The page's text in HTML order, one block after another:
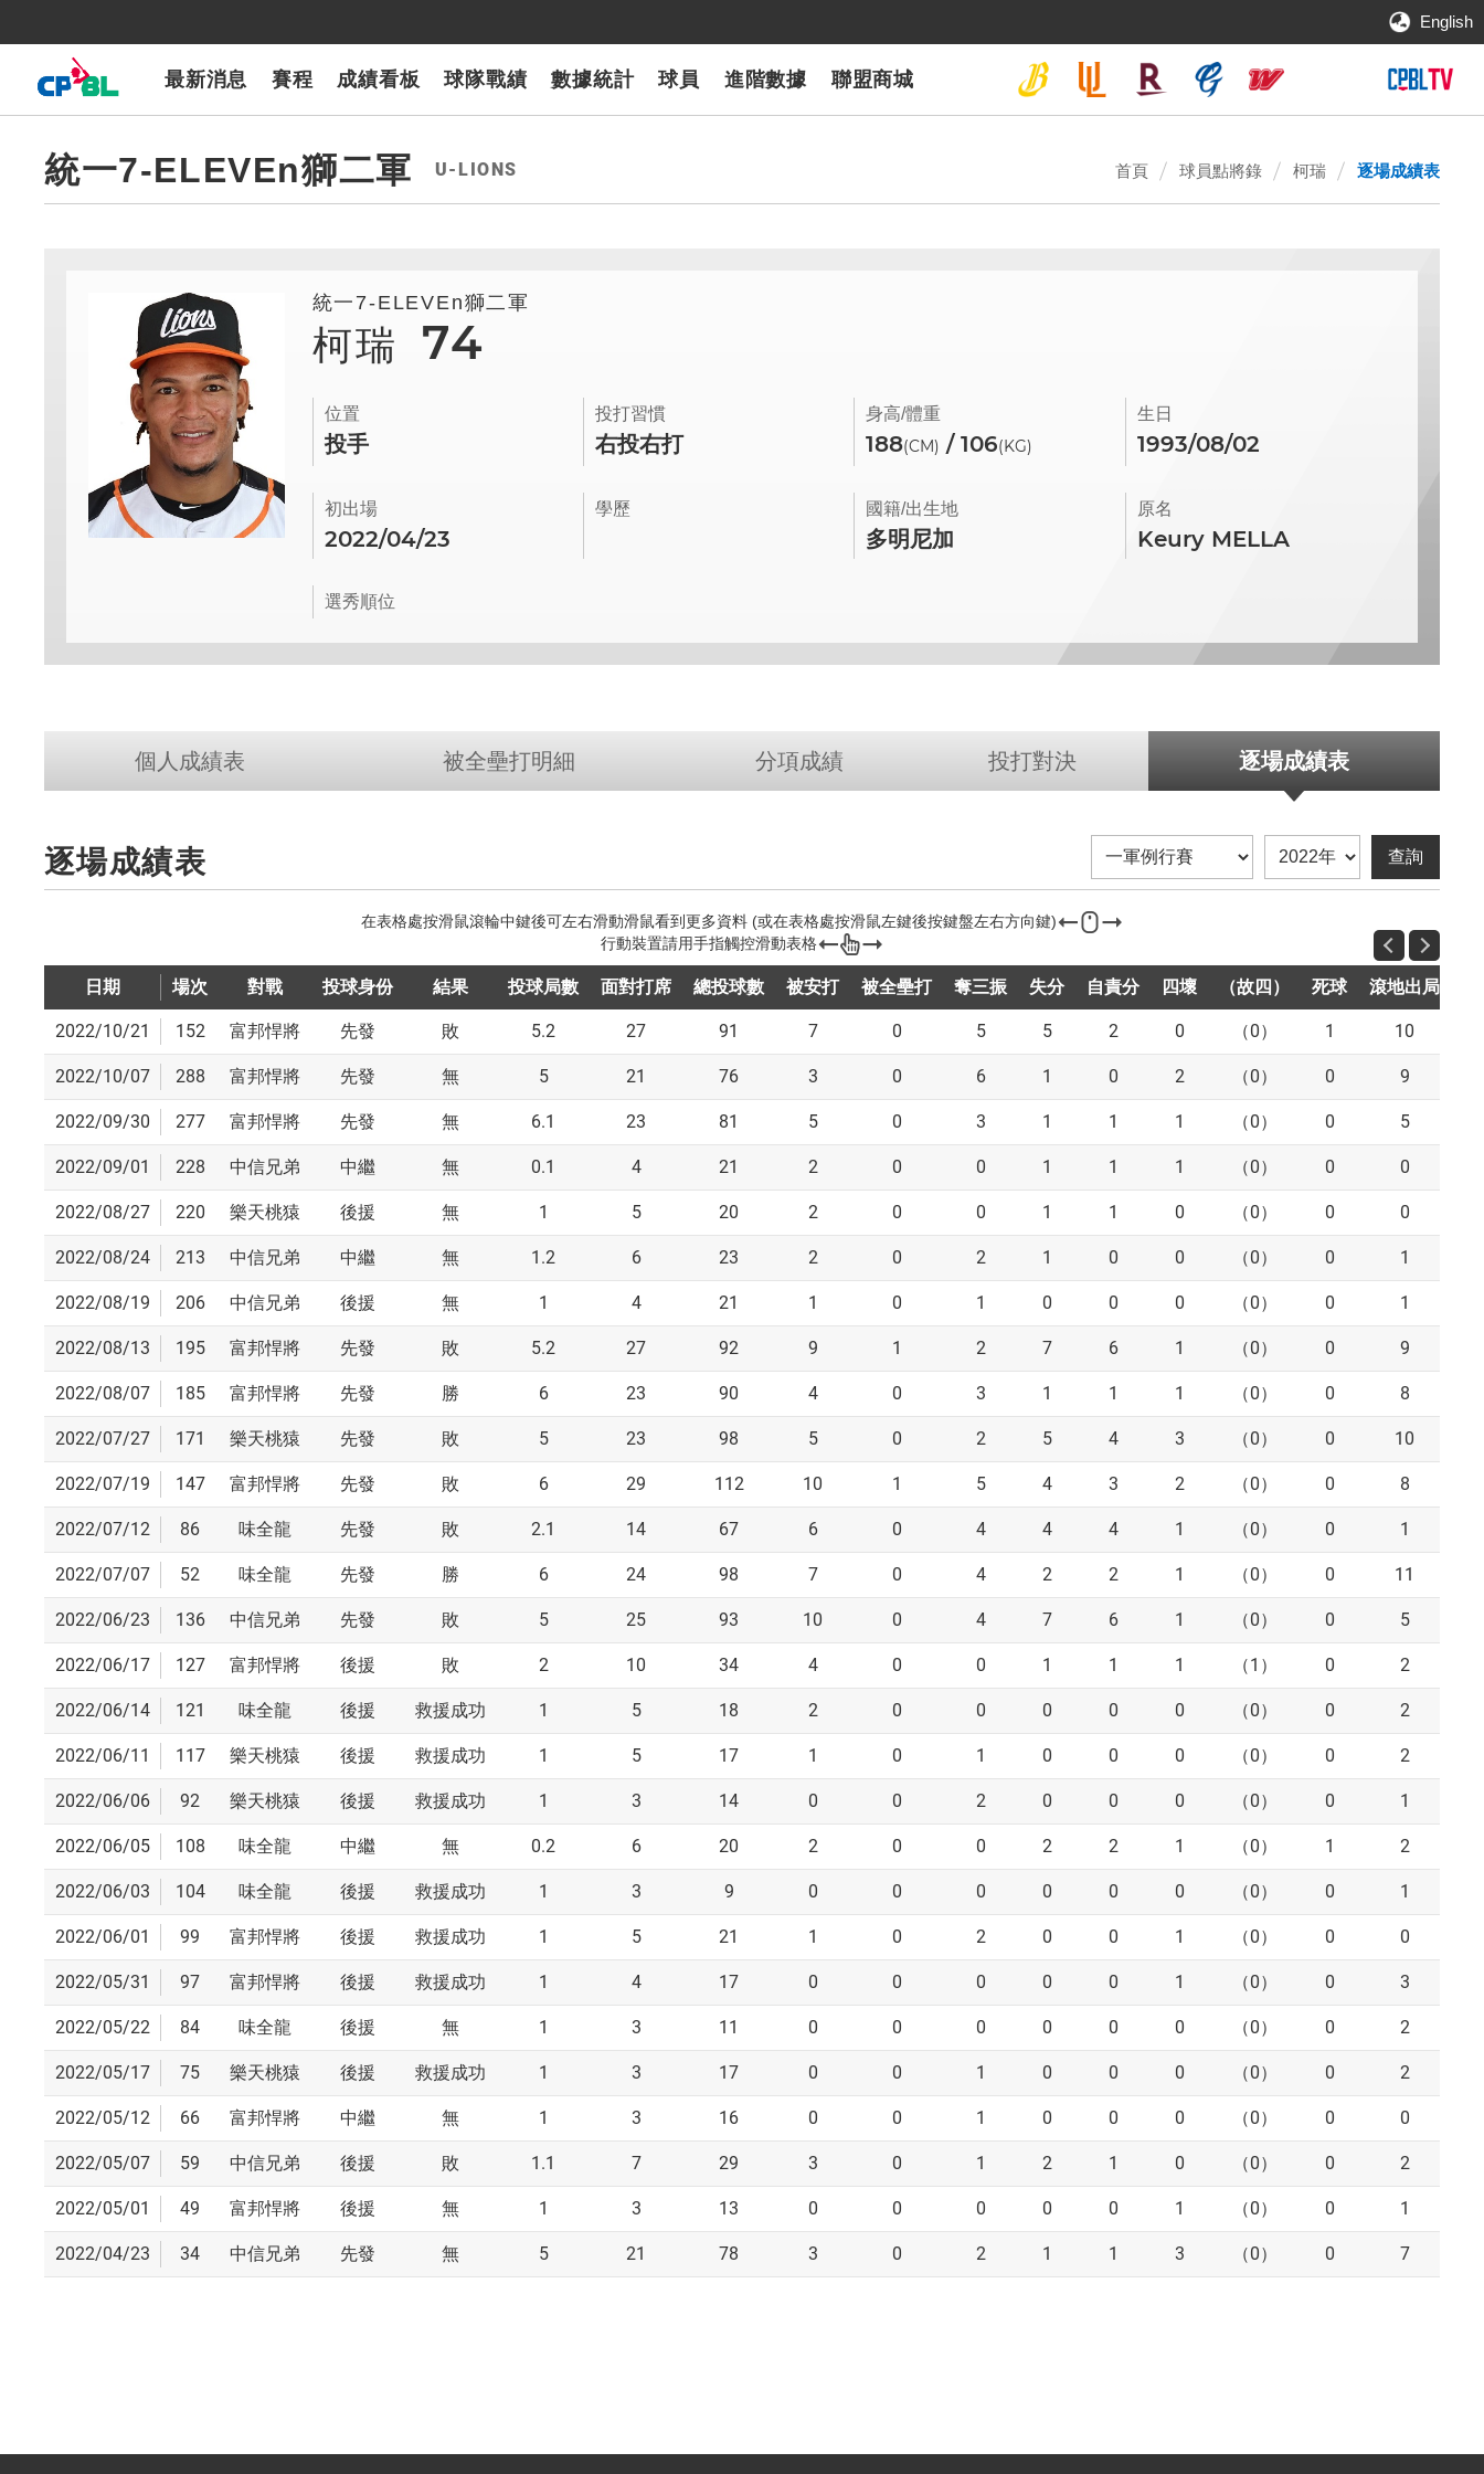
English
最新消息 賽程 成績看板 球隊戰績 數據統計 球員 進階數據 聯盟商城
7-ELEVEn獅
樂天桃猿富邦悍將 味全龍 台鋼雄鷹CPBLTV
統一7-ELEVEn獅二軍 U-LIONS 首頁 球員點將錄 柯瑞 逐場成績表
統一7-ELEVEn獅二軍
柯瑞 74
位置
投手
投打習慣
右投右打
身高/體重
188(CM) / 106(KG)
生日
1993/08/02
初出場
2022/04/23
學歷 國籍/出生地
多明尼加
原名
Keury MELLA
選秀順位
個人成績表 被全壘打明細 分項成績 投打對決 逐場成績表
逐場成績表
日期 場次 對戰 投球身份 結果 投球局數 面對打席 總投球數 被安打 被全壘打 奪三振 失分 自責分 四壞 （故四） 死球 滾地出局
2022/10/21 152 富邦悍將 先發 敗 5.2 27 91 7 0 5 5 2 0 （0） 1 10
2022/10/07 288 富邦悍將 先發 無 5 21 76 3 0 6 1 0 2 （0） 0 9
2022/09/30 277 富邦悍將 先發 無 6.1 23 81 5 0 3 1 1 1 （0） 0 5
2022/09/01 228 中信兄弟 中繼 無 0.1 4 21 2 0 0 1 1 1 （0） 0 0
2022/08/27 220 樂天桃猿 後援 無 1 5 20 2 0 0 1 1 0 （0） 0 0
2022/08/24 213 中信兄弟 中繼 無 1.2 6 23 2 0 2 1 0 0 （0） 0 1
2022/08/19 206 中信兄弟 後援 無 1 4 21 1 0 1 0 0 0 （0） 0 1
2022/08/13 195 富邦悍將 先發 敗 5.2 27 92 9 1 2 7 6 1 （0） 0 9
2022/08/07 185 富邦悍將 先發 勝 6 23 90 4 0 3 1 1 1 （0） 0 8
2022/07/27 171 樂天桃猿 先發 敗 5 23 98 5 0 2 5 4 3 （0） 0 10
2022/07/19 147 富邦悍將 先發 敗 6 29 112 10 1 5 4 3 2 （0） 0 8
2022/07/12 86 味全龍 先發 敗 2.1 14 67 6 0 4 4 4 1 （0） 0 1
2022/07/07 52 味全龍 先發 勝 6 24 98 7 0 4 2 2 1 （0） 0 11
2022/06/23 136 中信兄弟 先發 敗 5 25 93 10 0 4 7 6 1 （0） 0 5
2022/06/17 127 富邦悍將 後援 敗 2 10 34 4 0 0 1 1 1 （1） 0 2
2022/06/14 121 味全龍 後援 救援成功 1 5 18 2 0 0 0 0 0 （0） 0 2
2022/06/11 117 樂天桃猿 後援 救援成功 1 5 17 1 0 1 0 0 0 （0） 0 2
2022/06/06 92 樂天桃猿 後援 救援成功 1 3 14 0 0 2 0 0 0 （0） 0 1
2022/06/05 108 味全龍 中繼 無 0.2 6 20 2 0 0 2 2 1 （0） 1 2
2022/06/03 104 味全龍 後援 救援成功 1 3 9 0 0 0 0 0 0 （0） 0 1
2022/06/01 99 富邦悍將 後援 救援成功 1 5 21 1 0 2 0 0 1 （0） 0 0
2022/05/31 97 富邦悍將 後援 救援成功 1 4 17 0 0 0 0 0 1 （0） 0 3
2022/05/22 84 味全龍 後援 無 1 3 11 0 0 0 0 0 0 （0） 0 2
2022/05/17 75 樂天桃猿 後援 救援成功 1 3 17 0 0 1 0 0 0 （0） 0 2
2022/05/12 66 富邦悍將 中繼 無 1 3 16 0 0 1 0 0 0 （0） 0 0
2022/05/07 59 中信兄弟 後援 敗 1.1 7 29 3 0 1 2 1 0 （0） 0 2
2022/05/01 49 富邦悍將 後援 無 1 3 13 0 0 0 0 0 1 （0） 0 1
2022/04/23 34 中信兄弟 先發 無 5 21 78 3 0 2 1 1 3 （0） 0 7